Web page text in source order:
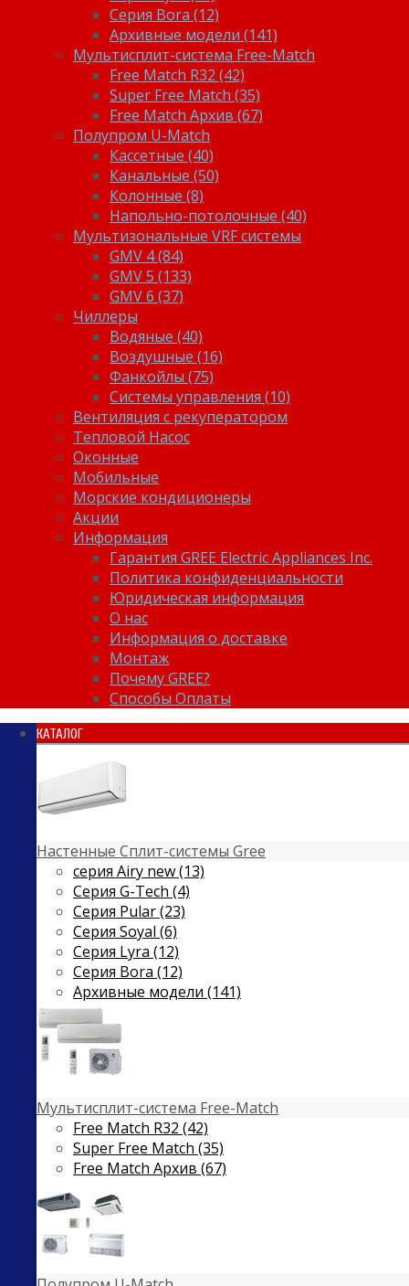
Серия Bora (12)
Архивные модели (141)
Мультисплит-система Free-Match
Free Match R32 (42)
Super Free Match (35)
Free Match Архив (67)
Полупром U-Match
Кассетные (40)
Канальные (50)
Колонные (8)
Напольно-потолочные (40)
Мультизональные VRF системы
GMV 4 (84)
GMV 5 (133)
GMV 6 (37)
Чиллеры
Водяные (40)
Воздушные (16)
Фанкойлы (75)
Системы управления (10)
Вентиляция с рекуператором
Тепловой Насос
Оконные
Мобильные
Морские кондиционеры
Акции
Информация
Гарантия GREE Electric Appliances Inc.
Политика конфиденциальности
Юридическая информация
О нас
Информация о доставке
Монтаж
Почему GREE?
Способы Оплаты
КАТАЛОГ
Настенные Сплит-системы Gree
серия Airy new (13)
Серия G-Tech (4)
Серия Pular (23)
Cерия Soyal (6)
Серия Lyra (12)
Серия Bora (12)
Архивные модели (141)
Мультисплит-система Free-Match
Free Match R32 (42)
Super Free Match (35)
Free Match Архив (67)